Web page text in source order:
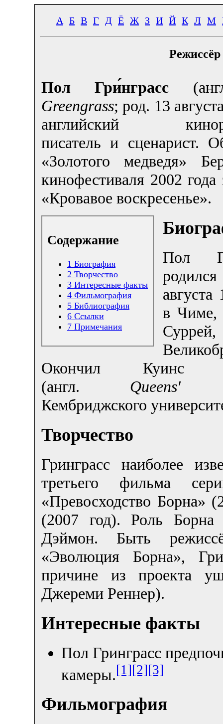
А Б В Г Д Ё Ж З И Й К Л М
Пол Гри́нграсс
Greengrass; род. 13
английский
писатель и сценарист.
«Золотого медведя»
кинофестиваля 2002
«Кровавое воскресенье».
Содержание
1 Биография
2 Творчество
3 Интересные факты
4 Фильмография
5 Библиография
6 Ссылки
7 Примечания
Пол
августа
в Чиме,
Суррей,
Окончил Куинс
(англ. Queens'
Кембриджского
Творчество
Гринграсс наиболее
третьего фильма
«Превосходство Борна»
(2007 год). Роль
Дэймон. Быть
«Эволюция Борна»,
причине из проекта
Джереми Реннер).
Интересные факты
Пол Гринграсс
камеры.[1][2][3]
Фильмография